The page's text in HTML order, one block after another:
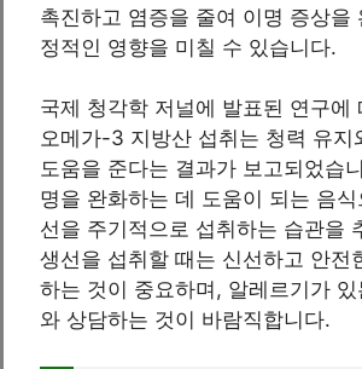
촉진하고 염증을 줄여 이명 증상을
정적인 영향을 미칠 수 있습니다.
국제 청각학 저널에 발표된 연구에
오메가-3 지방산 섭취는 청력 유지
도움을 준다는 결과가 보고되었습
명을 완화하는 데 도움이 되는 음
선을 주기적으로 섭취하는 습관을
생선을 섭취할 때는 신선하고 안전
하는 것이 중요하며, 알레르기가
와 상담하는 것이 바람직합니다.